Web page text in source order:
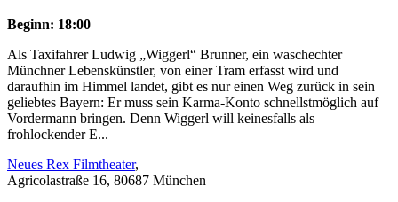
Beginn: 18:00
Als Taxifahrer Ludwig „Wiggerl“ Brunner, ein waschechter
Münchner Lebenskünstler, von einer Tram erfasst wird und
daraufhin im Himmel landet, gibt es nur einen Weg zurück in sein
geliebtes Bayern: Er muss sein Karma-Konto schnellstmöglich auf
Vordermann bringen. Denn Wiggerl will keinesfalls als
frohlockender E...
Neues Rex Filmtheater,
Agricolastraße 16, 80687 München